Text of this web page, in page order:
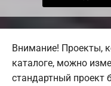
Внимание! Проекты,
каталоге, можно
стандартный проект